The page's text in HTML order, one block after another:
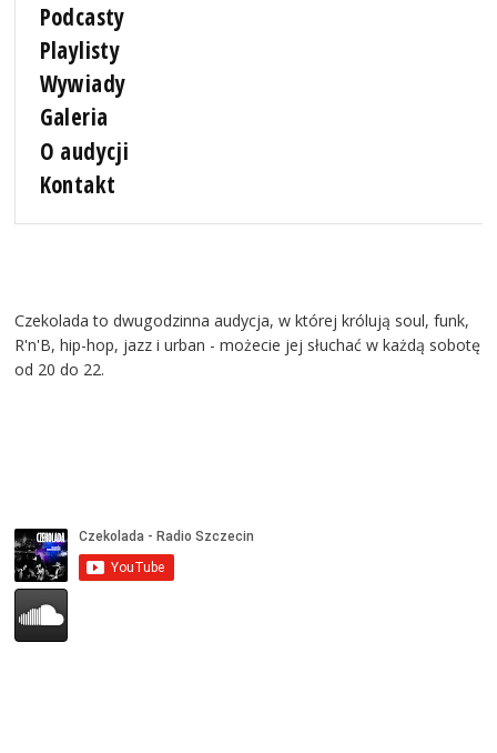
Podcasty
Playlisty
Wywiady
Galeria
O audycji
Kontakt
Czekolada to dwugodzinna audycja, w której królują soul, funk,
R'n'B, hip-hop, jazz i urban - możecie jej słuchać w każdą sobotę
od 20 do 22.